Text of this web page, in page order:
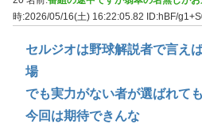
時:2026/05/16(土) 16:22:05.82 ID:hBF/
セルジオは野球解説者で言え
場
でも実力がない者が選ばれて
今回は期待できんな